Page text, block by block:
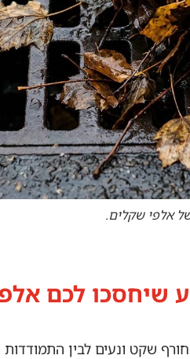
אלפי שקלים.
שיחסכו לכם
שקט ונעים לבין התמודדות